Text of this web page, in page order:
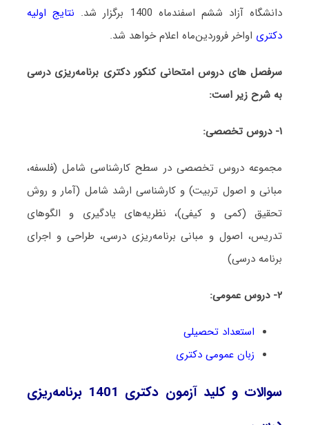
دانشگاه آزاد ششم اسفندماه 1400 برگزار شد.
نتایج اولیه
دکتری اواخر فروردین‌ماه اعلام خواهد شد.
سرفصل های دروس امتحانی کنکور دکتری برنامه‌ریزی درسی
به شرح زیر است:
۱- دروس تخصصی:
مجموعهدروس تخصصی در سطح کارشناسی شامل (فلسفه،
مبانی و اصول تربیت) و کارشناسی ارشد شامل (آمار و روش
تحقیق (کمی و کیفی)، نظریه‌های یادگیری و الگوهای
تدریس، اصول و مبانی برنامه‌ریزی درسی، طراحی و اجرای
برنامه درسی)
۲- دروس عمومی:
استعداد تحصیلی
زبان عمومی دکتری
سوالات و کلید آزمون دکتری 1401 برنامه‌ریزی